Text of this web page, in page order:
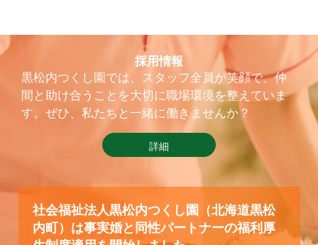
採用情報
黒松内つくし園では、スタッフ全員が笑顔で、仲
間と助け合うことを大切に職場環境を整えていま
す。ぜひ、私たちと一緒に働きませんか？
詳細
社会福祉法人黒松内つくし園（北海道黒松
内町）は事実婚と同性パートナーの福利厚